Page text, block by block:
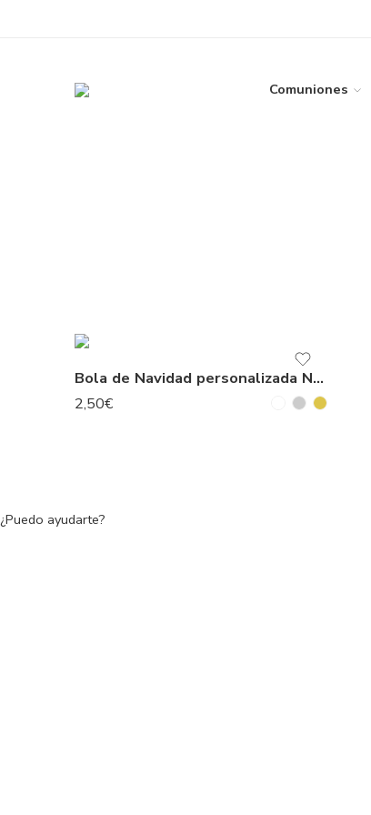
Comuniones
Bola de Navidad personalizada Negra
2,50€
¿Puedo ayudarte?